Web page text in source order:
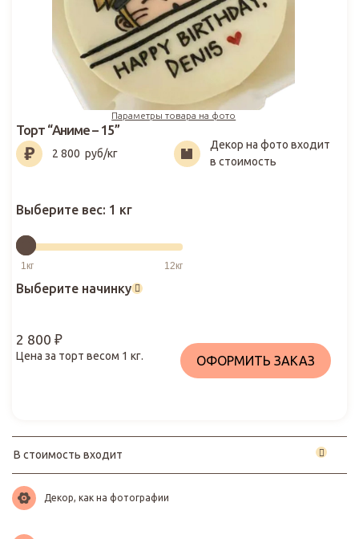
Параметры товара на фото
2 800₽
Торт “Аниме – 15”
2 800 руб/кг
Декор на фото входит
в стоимость
Выберите вес: 1 кг
Выберите начинку
2 800 ₽
Цена за торт весом 1 кг. ОФОРМИТЬ ЗАКАЗ
В стоимость входит
Декор, как на фотографии